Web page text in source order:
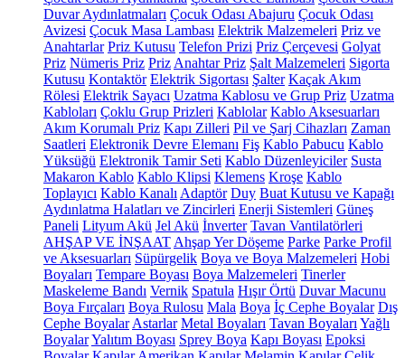
Duvar Aydınlatmaları Çocuk Odası Abajuru Çocuk Odası
Avizesi Çocuk Masa Lambası Elektrik Malzemeleri Priz ve
Anahtarlar Priz Kutusu Telefon Prizi Priz Çerçevesi Golyat
Priz Nümeris Priz Priz Anahtar Priz Şalt Malzemeleri Sigorta
Kutusu Kontaktör Elektrik Sigortası Şalter Kaçak Akım
Rölesi Elektrik Sayacı Uzatma Kablosu ve Grup Priz Uzatma
Kabloları Çoklu Grup Prizleri Kablolar Kablo Aksesuarları
Akım Korumalı Priz Kapı Zilleri Pil ve Şarj Cihazları Zaman
Saatleri Elektronik Devre Elemanı Fiş Kablo Pabucu Kablo
Yüksüğü Elektronik Tamir Seti Kablo Düzenleyiciler Susta
Makaron Kablo Kablo Klipsi Klemens Kroşe Kablo
Toplayıcı Kablo Kanalı Adaptör Duy Buat Kutusu ve Kapağı
Aydınlatma Halatları ve Zincirleri Enerji Sistemleri Güneş
Paneli Lityum Akü Jel Akü İnverter Tavan Vantilatörleri
AHŞAP VE İNŞAAT Ahşap Yer Döşeme Parke Parke Profil
ve Aksesuarları Süpürgelik Boya ve Boya Malzemeleri Hobi
Boyaları Tempare Boyası Boya Malzemeleri Tinerler
Maskeleme Bandı Vernik Spatula Hışır Örtü Duvar Macunu
Boya Fırçaları Boya Rulosu Mala Boya İç Cephe Boyalar Dış
Cephe Boyalar Astarlar Metal Boyaları Tavan Boyaları Yağlı
BoyalarYalıtım Boyası Sprey Boya Kapı Boyası Epoksi